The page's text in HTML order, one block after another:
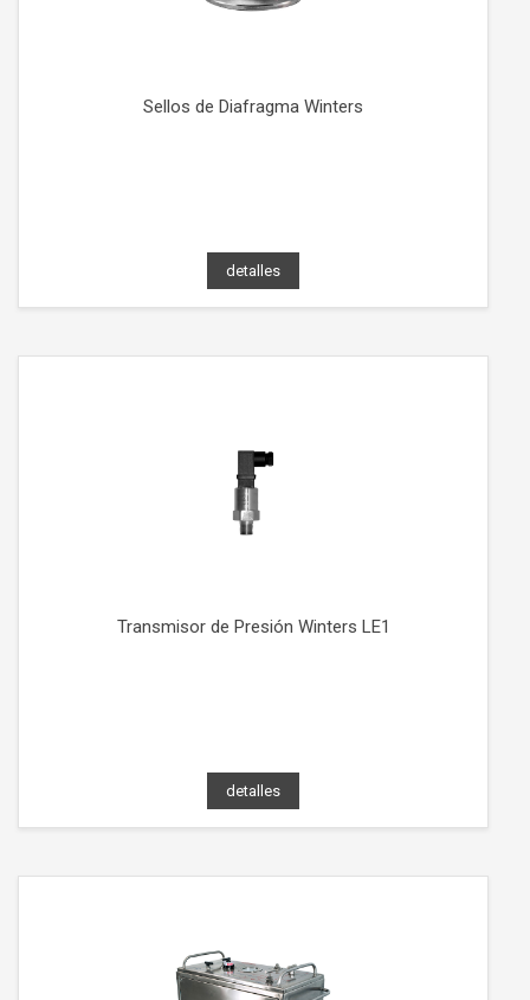
Sellos de Diafragma Winters
detalles
Transmisor de Presión Winters LE1
detalles